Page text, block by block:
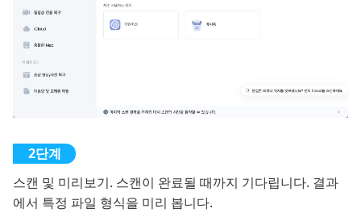
스캔 및 미리보기. 스캔이 완료될 때까지 기다립니다. 결과
에서 특정 파일 형식을 미리 봅니다.